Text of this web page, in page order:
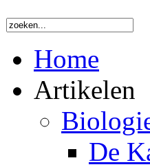
Home
Artikelen
De